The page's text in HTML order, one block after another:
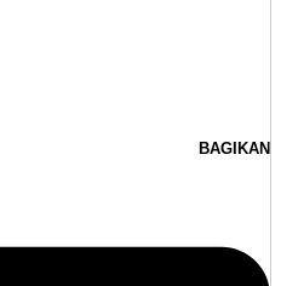
BAGIKAN